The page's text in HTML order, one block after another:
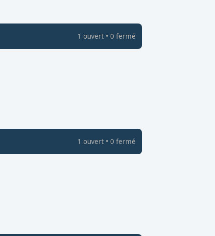
1 ouvert• 0 fermé
1 ouvert• 0 fermé